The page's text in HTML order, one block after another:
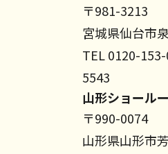
〒981-3213
宮城県仙台市
TEL 0120-
5543
山形ショール
〒990-0074
山形県山形市